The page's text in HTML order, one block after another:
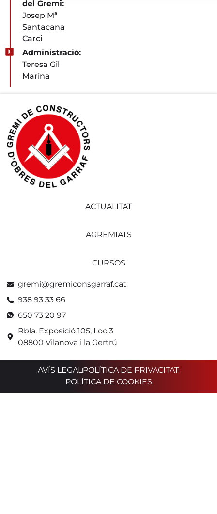
del Gremi:
Josep Mª
Santacana
Carci
Administració:
Teresa Gil
Marina
ACTUALITAT
AGREMIATS
CURSOS
gremi@gremiconsgarraf.cat
938 93 33 66
650 73 20 97
Rbla. Exposició 105, Loc 3
08800 Vilanova i la Gertrú
AVÍS LEGALPOLÍTICA DE PRIVACITAT
POLÍTICA DE COOKIES